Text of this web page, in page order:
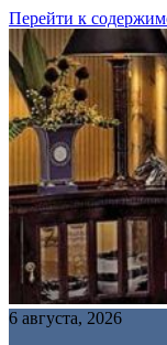
Перейти к
6 августа, 2026